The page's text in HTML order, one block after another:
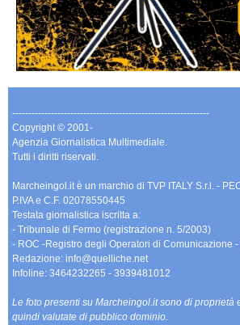
-------------------------------------------------------------
Copyright © 2001-
Agenzia Giornalistica Multimediale.
Tutti i diritti riservati.
Marcheingol.it è un marchio di TVP ITALY S.r.l. -
P.IVA e C.F. 02078550445
Testata giornalistica iscritta a:
- Tribunale di Fermo (registrazione n. 5/2003)
- ROC -Registro degli Operatori di Comunicazione
Redazione: info@quelliche.net
Infoline: 3464232265 - 3939481012
Le foto presenti su Marcheingol.it sono di proprietà
quindi valutate di pubblico dominio.